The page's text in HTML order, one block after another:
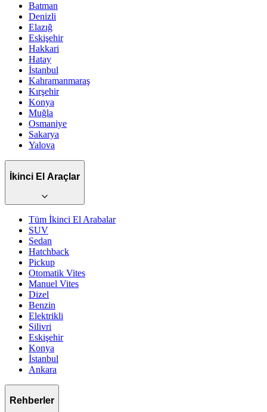
Batman
Denizli
Elazığ
Eskişehir
Hakkari
Hatay
İstanbul
Kahramanmaraş
Kırşehir
Konya
Muğla
Osmaniye
Sakarya
Yalova
İkinci El Araçlar
Tüm İkinci El Arabalar
SUV
Sedan
Hatchback
Pickup
Otomatik Vites
Manuel Vites
Dizel
Benzin
Elektrikli
Silivri
Eskişehir
Konya
İstanbul
Ankara
Rehberler